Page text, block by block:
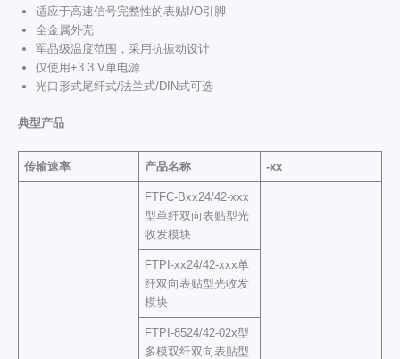
适应于高速信号完整性的表贴I/O引脚
全金属外壳
军品级温度范围，采用抗振动设计
仅使用+3.3 V单电源
光口形式尾纤式/法兰式/DIN式可选
典型产品
传输速率 产品名称 -xx
FTFC-Bxx24/42-xxx
型单纤双向表贴型光
收发模块
FTPI-xx24/42-xxx单
纤双向表贴型光收发
模块
FTPI-8524/42-02x型
多模双纤双向表贴型